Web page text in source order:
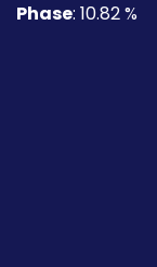
Phase: 10.82 %